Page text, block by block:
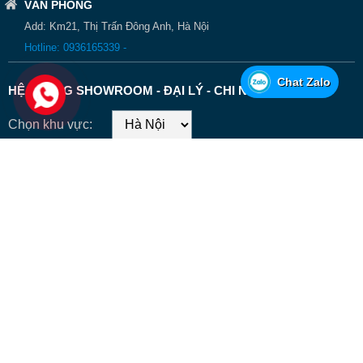
Chat Zalo
VĂN PHÒNG
Add: Km21, Thị Trấn Đông Anh, Hà Nội
Hotline: 0936165339 -
HỆ THỐNG SHOWROOM - ĐẠI LÝ - CHI NHÁNH
Chọn khu vực: